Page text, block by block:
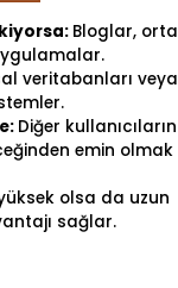
Bloglar, orta
veritabanları veya
Diğer kullanıcıların
emin olmak
olsa da uzun
sağlar.